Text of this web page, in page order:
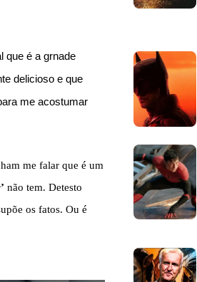
que é a grnade
delicioso e que
me acostumar
me falar que é um
não tem. Detesto
os fatos. Ou é